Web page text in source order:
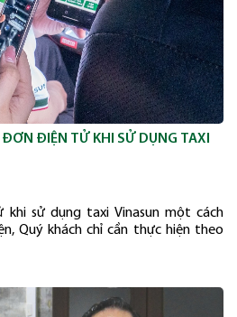
ĐIỆN TỬ KHI SỬ DỤNG TAXI
sử dụng taxi Vinasun một cách
Quý khách chỉ cần thực hiện theo